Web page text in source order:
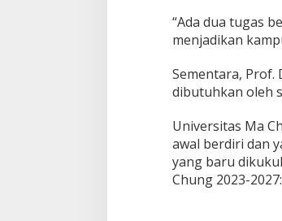
2
0
2
-
2
2
7
“Ada dua tugas
menjadikan
Sementara, Prof.
dibutuhkan oleh
Universitas Ma
awal berdiri dan
yang baru
Chung 2023-